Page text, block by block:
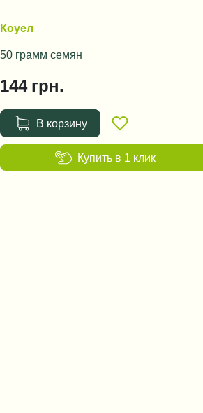
Коуел
50 грамм семян
144грн.
В корзину
Купить в 1 клик